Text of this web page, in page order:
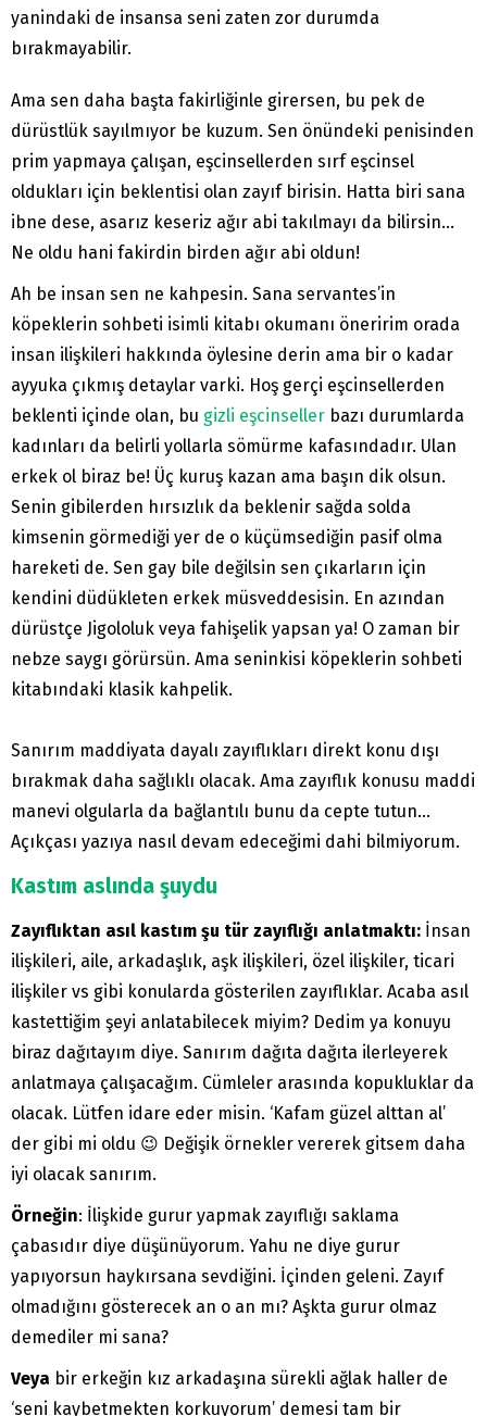
yanindaki de insansa seni zaten zor durumda
bırakmayabilir.
Ama sen daha başta fakirliğinle girersen, bu pek de
dürüstlük sayılmıyor be kuzum. Sen önündeki penisinden
prim yapmaya çalışan, eşcinsellerden sırf eşcinsel
oldukları için beklentisi olan zayıf birisin. Hatta biri sana
ibne dese, asarız keseriz ağır abi takılmayı da bilirsin…
Ne oldu hani fakirdin birden ağır abi oldun!
Ah be insan sen ne kahpesin. Sana servantes’in
köpeklerin sohbeti isimli kitabı okumanı öneririm orada
insan ilişkileri hakkında öylesine derin ama bir o kadar
ayyuka çıkmış detaylar varki. Hoş gerçi eşcinsellerden
beklenti içinde olan, bu gizli eşcinseller bazı durumlarda
kadınları da belirli yollarla sömürme kafasındadır. Ulan
erkek ol biraz be! Üç kuruş kazan ama başın dik olsun.
Senin gibilerden hırsızlık da beklenir sağda solda
kimsenin görmediği yer de o küçümsediğin pasif olma
hareketi de. Sen gay bile değilsin sen çıkarların için
kendini düdükleten erkek müsveddesisin. En azından
dürüstçe Jigololuk veya fahişelik yapsan ya! O zaman bir
nebze saygı görürsün. Ama seninkisi köpeklerin sohbeti
kitabındaki klasik kahpelik.
Sanırım maddiyata dayalı zayıflıkları direkt konu dışı
bırakmak daha sağlıklı olacak. Ama zayıflık konusu maddi
manevi olgularla da bağlantılı bunu da cepte tutun…
Açıkçası yazıya nasıl devam edeceğimi dahi bilmiyorum.
Kastım aslında şuydu
Zayıflıktan asıl kastım şu tür zayıflığı anlatmaktı: İnsan
ilişkileri, aile, arkadaşlık, aşk ilişkileri, özel ilişkiler, ticari
ilişkiler vs gibi konularda gösterilen zayıflıklar. Acaba asıl
kastettiğim şeyi anlatabilecek miyim? Dedim ya konuyu
biraz dağıtayım diye. Sanırım dağıta dağıta ilerleyerek
anlatmaya çalışacağım. Cümleler arasında kopukluklar da
olacak. Lütfen idare eder misin. ‘Kafam güzel alttan al’
der gibi mi oldu 😉 Değişik örnekler vererek gitsem daha
iyi olacak sanırım.
Örneğin: İlişkide gurur yapmak zayıflığı saklama
çabasıdır diye düşünüyorum. Yahu ne diye gurur
yapıyorsun haykırsana sevdiğini. İçinden geleni. Zayıf
olmadığını gösterecek an o an mı? Aşkta gurur olmaz
demediler mi sana?
Veya bir erkeğin kız arkadaşına sürekli ağlak haller de
‘seni kaybetmekten korkuyorum’ demesi tam bir